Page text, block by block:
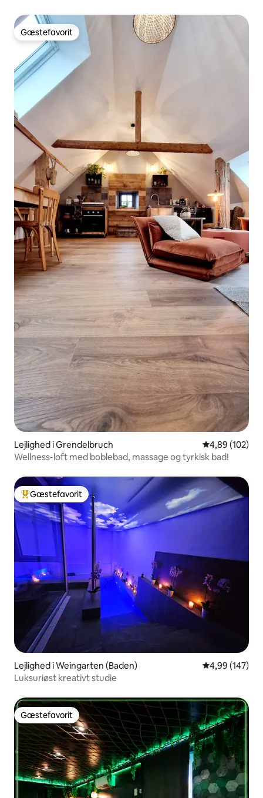
Gæstefavorit
Gæstefavorit
Lejlighed i Grendelbruch 4,89 ud af 5 i
4,89 (102)
Wellness-loft med boblebad, massage og tyrkisk bad!
Bedste gæstefavorit
Gæstefavorit
Lejlighed i Weingarten (Baden) 4,99 ud af 5 i
4,99 (147)
Luksuriøst kreativt studie
Gæstefavorit
Gæstefavorit